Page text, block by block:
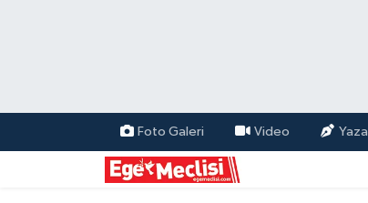
Foto Galeri Video
EKONOMİ
GÜNCEL